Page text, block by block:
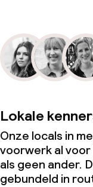
Lokale
Onze locals in
voorwerk al
als geen ander.
gebundeld in